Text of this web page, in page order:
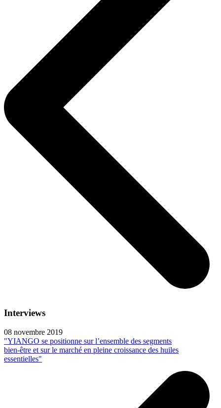
Interviews
08 novembre 2019
"YIANGO se positionne sur l’ensemble des segments
bien-être et sur le marché en pleine croissance des huiles
essentielles"